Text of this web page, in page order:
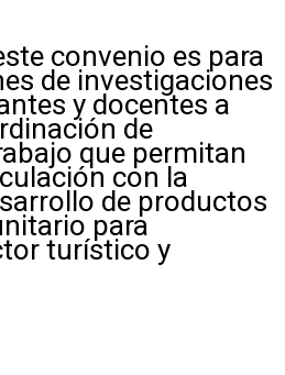
convenio es para
de investigaciones
y docentes a
de
que permitan
con la
de productos
para
turístico y